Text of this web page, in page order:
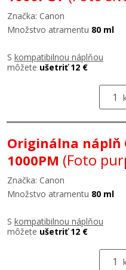
Značka: Canon
Množstvo atramentu 80 ml
S kompatibilnou náplňou
môžete ušetriť 12 €
Originálna náplň
1000PM (Foto
Značka: Canon
Množstvo atramentu 80 ml
S kompatibilnou náplňou
môžete ušetriť 12 €